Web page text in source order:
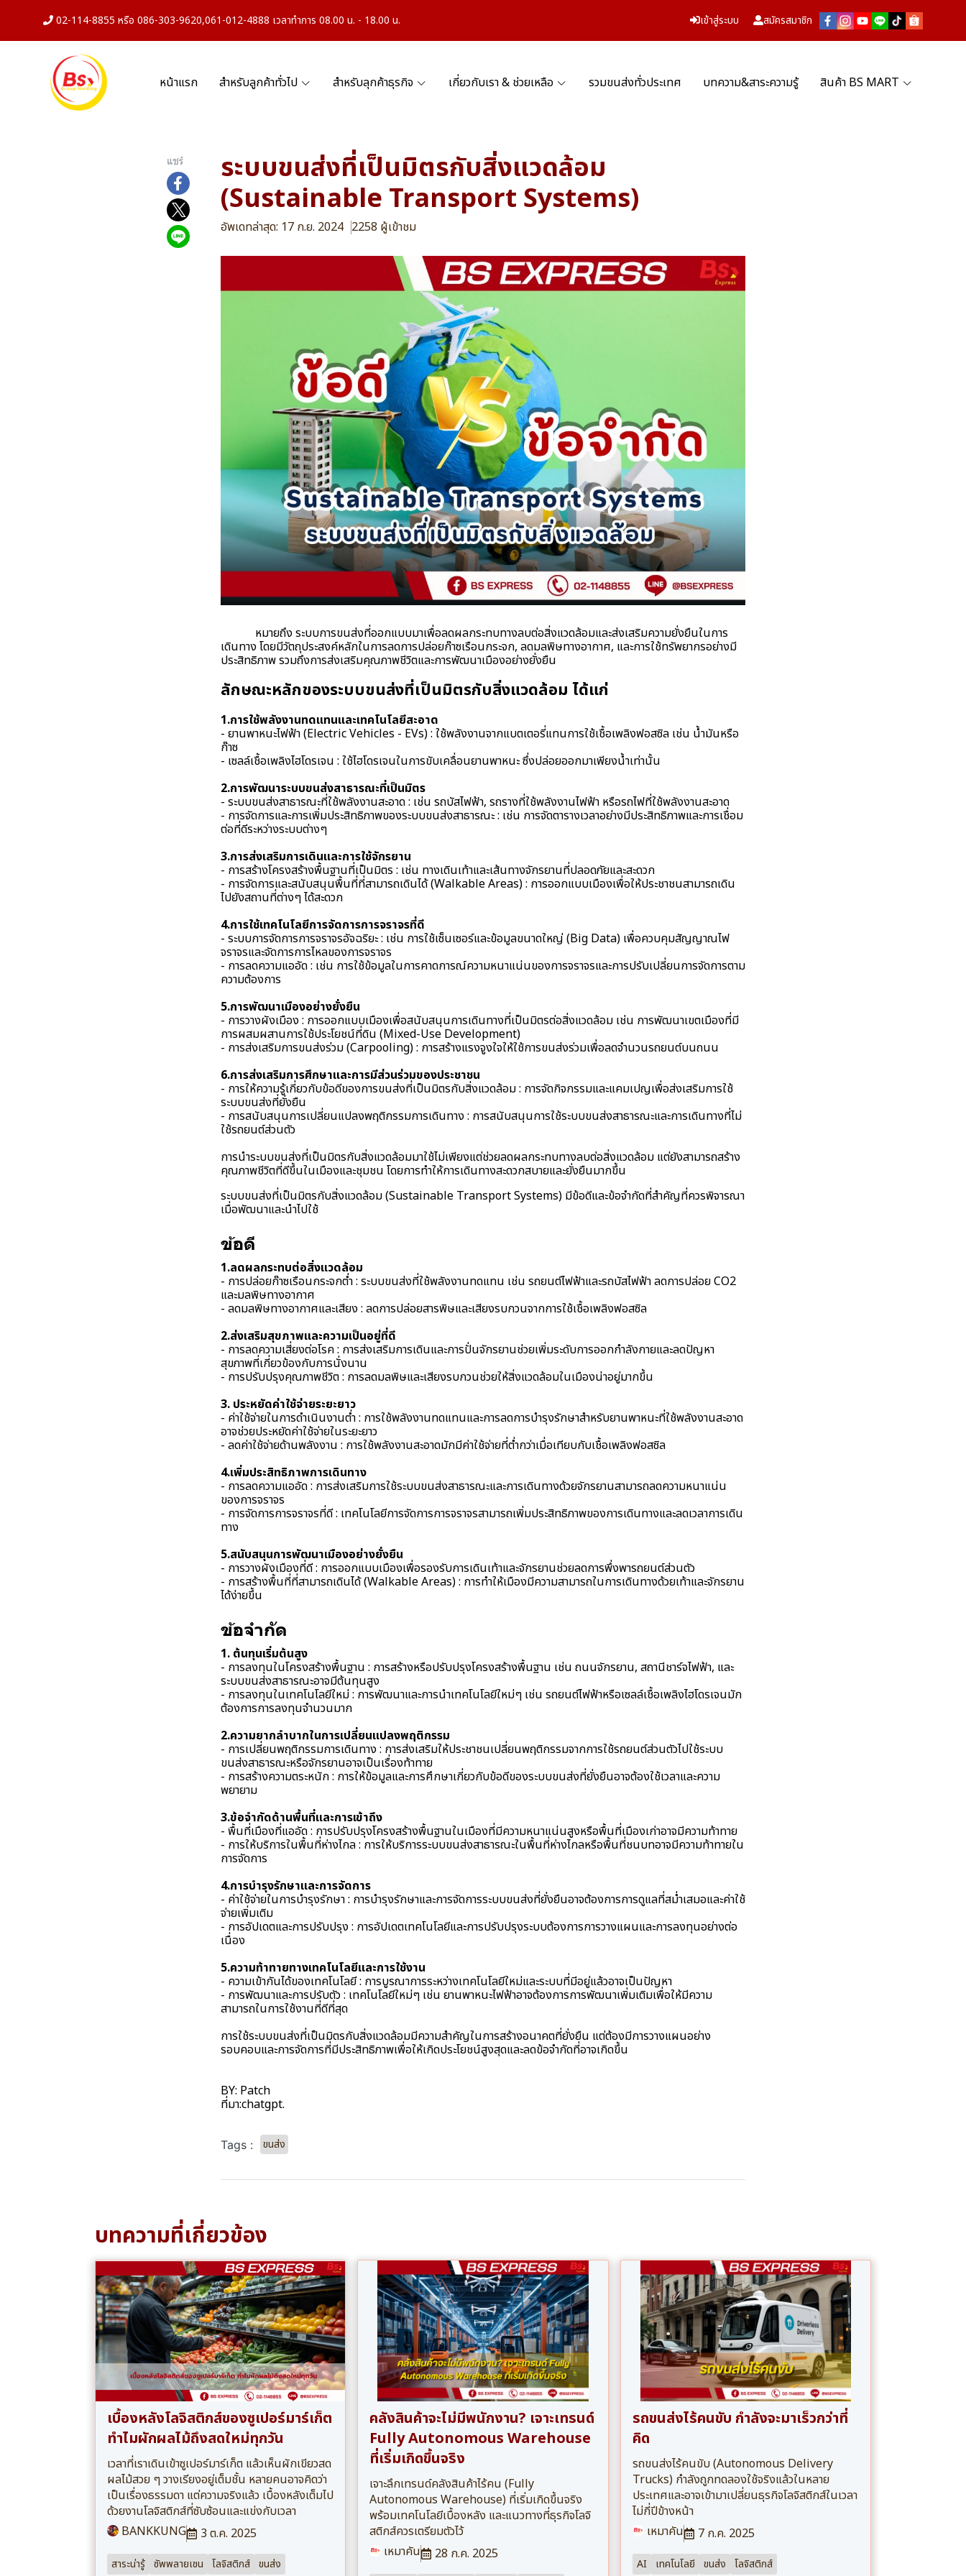
02-114-8855 หรือ 086-303-9620,061-012-4888 เวลาทำการ 08.00 น. - 18.00 น. เข้าสู่ระบบ สมัครสมาชิก
หน้าแรก สำหรับลูกค้าทั่วไป สำหรับลุกค้าธุรกิจ เกี่ยวกับเรา & ช่วยเหลือ รวมขนส่งทั่วประเทศ บทความ&สาระความรู้ สินค้า BS MART
แชร์ ระบบขนส่งที่เป็นมิตรกับสิ่งแวดล้อม
(Sustainable Transport Systems)
อัพเดทล่าสุด: 17 ก.ย. 2024 2258 ผู้เข้าชม
หมายถึง ระบบการขนส่งที่ออกแบบมาเพื่อลดผลกระทบทางลบต่อสิ่งแวดล้อมและส่งเสริมความยั่งยืนในการ
เดินทาง โดยมีวัตถุประสงค์หลักในการลดการปล่อยก๊าซเรือนกระจก, ลดมลพิษทางอากาศ, และการใช้ทรัพยากรอย่างมี
ประสิทธิภาพ รวมถึงการส่งเสริมคุณภาพชีวิตและการพัฒนาเมืองอย่างยั่งยืน
ลักษณะหลักของระบบขนส่งที่เป็นมิตรกับสิ่งแวดล้อม ได้แก่
1.การใช้พลังงานทดแทนและเทคโนโลยีสะอาด
- ยานพาหนะไฟฟ้า (Electric Vehicles - EVs) : ใช้พลังงานจากแบตเตอรี่แทนการใช้เชื้อเพลิงฟอสซิล เช่น น้ำมันหรือ
ก๊าซ
- เซลล์เชื้อเพลิงไฮโดรเจน : ใช้ไฮโดรเจนในการขับเคลื่อนยานพาหนะ ซึ่งปล่อยออกมาเพียงน้ำเท่านั้น
2.การพัฒนาระบบขนส่งสาธารณะที่เป็นมิตร
- ระบบขนส่งสาธารณะที่ใช้พลังงานสะอาด : เช่น รถบัสไฟฟ้า, รถรางที่ใช้พลังงานไฟฟ้า หรือรถไฟที่ใช้พลังงานสะอาด
- การจัดการและการเพิ่มประสิทธิภาพของระบบขนส่งสาธารณะ : เช่น การจัดตารางเวลาอย่างมีประสิทธิภาพและการเชื่อม
ต่อที่ดีระหว่างระบบต่างๆ
3.การส่งเสริมการเดินและการใช้จักรยาน
- การสร้างโครงสร้างพื้นฐานที่เป็นมิตร : เช่น ทางเดินเท้าและเส้นทางจักรยานที่ปลอดภัยและสะดวก
- การจัดการและสนับสนุนพื้นที่ที่สามารถเดินได้ (Walkable Areas) : การออกแบบเมืองเพื่อให้ประชาชนสามารถเดิน
ไปยังสถานที่ต่างๆ ได้สะดวก
4.การใช้เทคโนโลยีการจัดการการจราจรที่ดี
- ระบบการจัดการการจราจรอัจฉริยะ : เช่น การใช้เซ็นเซอร์และข้อมูลขนาดใหญ่ (Big Data) เพื่อควบคุมสัญญาณไฟ
จราจรและจัดการการไหลของการจราจร
- การลดความแออัด : เช่น การใช้ข้อมูลในการคาดการณ์ความหนาแน่นของการจราจรและการปรับเปลี่ยนการจัดการตาม
ความต้องการ
5.การพัฒนาเมืองอย่างยั่งยืน
- การวางผังเมือง : การออกแบบเมืองเพื่อสนับสนุนการเดินทางที่เป็นมิตรต่อสิ่งแวดล้อม เช่น การพัฒนาเขตเมืองที่มี
การผสมผสานการใช้ประโยชน์ที่ดิน (Mixed-Use Development)
- การส่งเสริมการขนส่งร่วม (Carpooling) : การสร้างแรงจูงใจให้ใช้การขนส่งร่วมเพื่อลดจำนวนรถยนต์บนถนน
6.การส่งเสริมการศึกษาและการมีส่วนร่วมของประชาชน
- การให้ความรู้เกี่ยวกับข้อดีของการขนส่งที่เป็นมิตรกับสิ่งแวดล้อม : การจัดกิจกรรมและแคมเปญเพื่อส่งเสริมการใช้
ระบบขนส่งที่ยั่งยืน
- การสนับสนุนการเปลี่ยนแปลงพฤติกรรมการเดินทาง : การสนับสนุนการใช้ระบบขนส่งสาธารณะและการเดินทางที่ไม่
ใช้รถยนต์ส่วนตัว
การนำระบบขนส่งที่เป็นมิตรกับสิ่งแวดล้อมมาใช้ไม่เพียงแต่ช่วยลดผลกระทบทางลบต่อสิ่งแวดล้อม แต่ยังสามารถสร้าง
คุณภาพชีวิตที่ดีขึ้นในเมืองและชุมชน โดยการทำให้การเดินทางสะดวกสบายและยั่งยืนมากขึ้น
ระบบขนส่งที่เป็นมิตรกับสิ่งแวดล้อม (Sustainable Transport Systems) มีข้อดีและข้อจำกัดที่สำคัญที่ควรพิจารณา
เมื่อพัฒนาและนำไปใช้
ข้อดี
1.ลดผลกระทบต่อสิ่งแวดล้อม
- การปล่อยก๊าซเรือนกระจกต่ำ : ระบบขนส่งที่ใช้พลังงานทดแทน เช่น รถยนต์ไฟฟ้าและรถบัสไฟฟ้า ลดการปล่อย CO2
และมลพิษทางอากาศ
- ลดมลพิษทางอากาศและเสียง : ลดการปล่อยสารพิษและเสียงรบกวนจากการใช้เชื้อเพลิงฟอสซิล
2.ส่งเสริมสุขภาพและความเป็นอยู่ที่ดี
- การลดความเสี่ยงต่อโรค : การส่งเสริมการเดินและการปั่นจักรยานช่วยเพิ่มระดับการออกกำลังกายและลดปัญหา
สุขภาพที่เกี่ยวข้องกับการนั่งนาน
- การปรับปรุงคุณภาพชีวิต : การลดมลพิษและเสียงรบกวนช่วยให้สิ่งแวดล้อมในเมืองน่าอยู่มากขึ้น
3. ประหยัดค่าใช้จ่ายระยะยาว
- ค่าใช้จ่ายในการดำเนินงานต่ำ : การใช้พลังงานทดแทนและการลดการบำรุงรักษาสำหรับยานพาหนะที่ใช้พลังงานสะอาด
อาจช่วยประหยัดค่าใช้จ่ายในระยะยาว
- ลดค่าใช้จ่ายด้านพลังงาน : การใช้พลังงานสะอาดมักมีค่าใช้จ่ายที่ต่ำกว่าเมื่อเทียบกับเชื้อเพลิงฟอสซิล
4.เพิ่มประสิทธิภาพการเดินทาง
- การลดความแออัด : การส่งเสริมการใช้ระบบขนส่งสาธารณะและการเดินทางด้วยจักรยานสามารถลดความหนาแน่น
ของการจราจร
- การจัดการการจราจรที่ดี : เทคโนโลยีการจัดการการจราจรสามารถเพิ่มประสิทธิภาพของการเดินทางและลดเวลาการเดิน
ทาง
5.สนับสนุนการพัฒนาเมืองอย่างยั่งยืน
- การวางผังเมืองที่ดี : การออกแบบเมืองเพื่อรองรับการเดินเท้าและจักรยานช่วยลดการพึ่งพารถยนต์ส่วนตัว
- การสร้างพื้นที่ที่สามารถเดินได้ (Walkable Areas) : การทำให้เมืองมีความสามารถในการเดินทางด้วยเท้าและจักรยาน
ได้ง่ายขึ้น
ข้อจำกัด
1. ต้นทุนเริ่มต้นสูง
- การลงทุนในโครงสร้างพื้นฐาน : การสร้างหรือปรับปรุงโครงสร้างพื้นฐาน เช่น ถนนจักรยาน, สถานีชาร์จไฟฟ้า, และ
ระบบขนส่งสาธารณะอาจมีต้นทุนสูง
- การลงทุนในเทคโนโลยีใหม่ : การพัฒนาและการนำเทคโนโลยีใหม่ๆ เช่น รถยนต์ไฟฟ้าหรือเซลล์เชื้อเพลิงไฮโดรเจนมัก
ต้องการการลงทุนจำนวนมาก
2.ความยากลำบากในการเปลี่ยนแปลงพฤติกรรม
- การเปลี่ยนพฤติกรรมการเดินทาง : การส่งเสริมให้ประชาชนเปลี่ยนพฤติกรรมจากการใช้รถยนต์ส่วนตัวไปใช้ระบบ
ขนส่งสาธารณะหรือจักรยานอาจเป็นเรื่องท้าทาย
- การสร้างความตระหนัก : การให้ข้อมูลและการศึกษาเกี่ยวกับข้อดีของระบบขนส่งที่ยั่งยืนอาจต้องใช้เวลาและความ
พยายาม
3.ข้อจำกัดด้านพื้นที่และการเข้าถึง
- พื้นที่เมืองที่แออัด : การปรับปรุงโครงสร้างพื้นฐานในเมืองที่มีความหนาแน่นสูงหรือพื้นที่เมืองเก่าอาจมีความท้าทาย
- การให้บริการในพื้นที่ห่างไกล : การให้บริการระบบขนส่งสาธารณะในพื้นที่ห่างไกลหรือพื้นที่ชนบทอาจมีความท้าทายใน
การจัดการ
4.การบำรุงรักษาและการจัดการ
- ค่าใช้จ่ายในการบำรุงรักษา : การบำรุงรักษาและการจัดการระบบขนส่งที่ยั่งยืนอาจต้องการการดูแลที่สม่ำเสมอและค่าใช้
จ่ายเพิ่มเติม
- การอัปเดตและการปรับปรุง : การอัปเดตเทคโนโลยีและการปรับปรุงระบบต้องการการวางแผนและการลงทุนอย่างต่อ
เนื่อง
5.ความท้าทายทางเทคโนโลยีและการใช้งาน
- ความเข้ากันได้ของเทคโนโลยี : การบูรณาการระหว่างเทคโนโลยีใหม่และระบบที่มีอยู่แล้วอาจเป็นปัญหา
- การพัฒนาและการปรับตัว : เทคโนโลยีใหม่ๆ เช่น ยานพาหนะไฟฟ้าอาจต้องการการพัฒนาเพิ่มเติมเพื่อให้มีความ
สามารถในการใช้งานที่ดีที่สุด
การใช้ระบบขนส่งที่เป็นมิตรกับสิ่งแวดล้อมมีความสำคัญในการสร้างอนาคตที่ยั่งยืน แต่ต้องมีการวางแผนอย่าง
รอบคอบและการจัดการที่มีประสิทธิภาพเพื่อให้เกิดประโยชน์สูงสุดและลดข้อจำกัดที่อาจเกิดขึ้น
BY: Patch
ที่มา:chatgpt.
Tags : ขนส่ง
บทความที่เกี่ยวข้อง
เบื้องหลังโลจิสติกส์ของซูเปอร์มาร์เก็ต
ทำไมผักผลไม้ถึงสดใหม่ทุกวัน
เวลาที่เราเดินเข้าซูเปอร์มาร์เก็ต แล้วเห็นผักเขียวสด
ผลไม้สวย ๆ วางเรียงอยู่เต็มชั้น หลายคนอาจคิดว่า
เป็นเรื่องธรรมดา แต่ความจริงแล้ว เบื้องหลังเต็มไป
ด้วยงานโลจิสติกส์ที่ซับซ้อนและแข่งกับเวลา
BANKKUNG
3 ต.ค. 2025
สาระน่ารู้ ซัพพลายเชน โลจิสติกส์ ขนส่ง
คลังสินค้าจะไม่มีพนักงาน? เจาะเทรนด์
Fully Autonomous Warehouse
ที่เริ่มเกิดขึ้นจริง
เจาะลึกเทรนด์คลังสินค้าไร้คน (Fully
Autonomous Warehouse) ที่เริ่มเกิดขึ้นจริง
พร้อมเทคโนโลยีเบื้องหลัง และแนวทางที่ธุรกิจโลจิ
สติกส์ควรเตรียมตัวไว้
เหมาคัน
28 ก.ค. 2025
รถขนส่งไร้คนขับ กำลังจะมาเร็วกว่าที่
คิด
รถขนส่งไร้คนขับ (Autonomous Delivery
Trucks) กำลังถูกทดลองใช้จริงแล้วในหลาย
ประเทศและอาจเข้ามาเปลี่ยนธุรกิจโลจิสติกส์ในเวลา
ไม่กี่ปีข้างหน้า
เหมาคัน
7 ก.ค. 2025
AI เทคโนโลยี ขนส่ง โลจิสติกส์